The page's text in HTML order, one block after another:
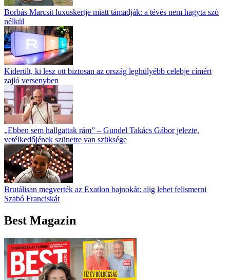
Borbás Marcsit luxuskertje miatt támadják: a tévés nem hagyta szó
nélkül
Kiderült, ki lesz ott biztosan az ország leghülyébb celebje címért
zajló versenyben
„Ebben sem hallgattak rám” – Gundel Takács Gábor jelezte,
vetélkedőjének szünetre van szüksége
Brutálisan megverték az Exatlon bajnokát: alig lehet felismerni
Szabó Franciskát
Best Magazin